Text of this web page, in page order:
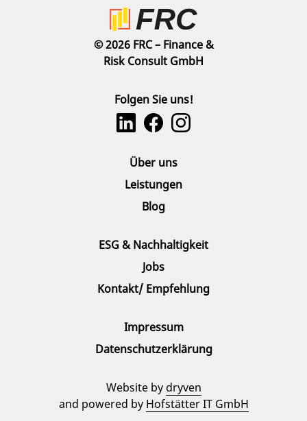
© 2026 FRC – Finance &
Risk Consult GmbH
Folgen Sie uns!
Über uns
Leistungen
Blog
ESG & Nachhaltigkeit
Jobs
Kontakt/ Empfehlung
Impressum
Datenschutzerklärung
Website by dryven
and powered by Hofstätter IT GmbH